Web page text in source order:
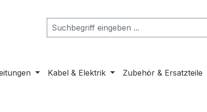
Kabel & Elektrik Zubehör & Ersatzteile